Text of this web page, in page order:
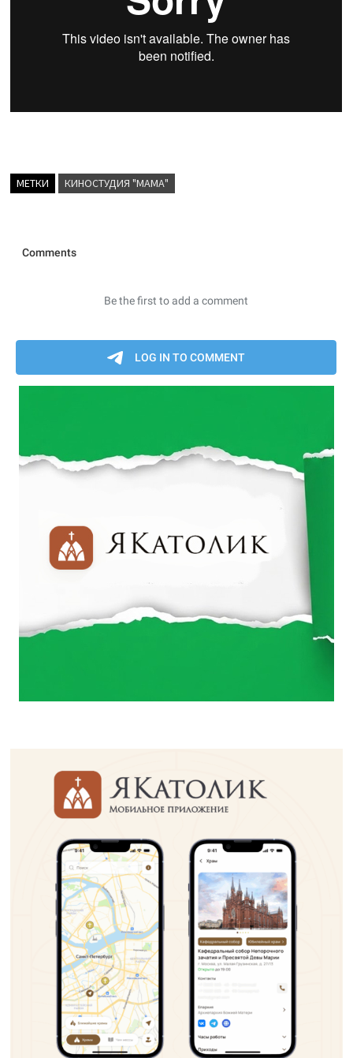
МЕТКИ КИНОСТУДИЯ "МАМА"